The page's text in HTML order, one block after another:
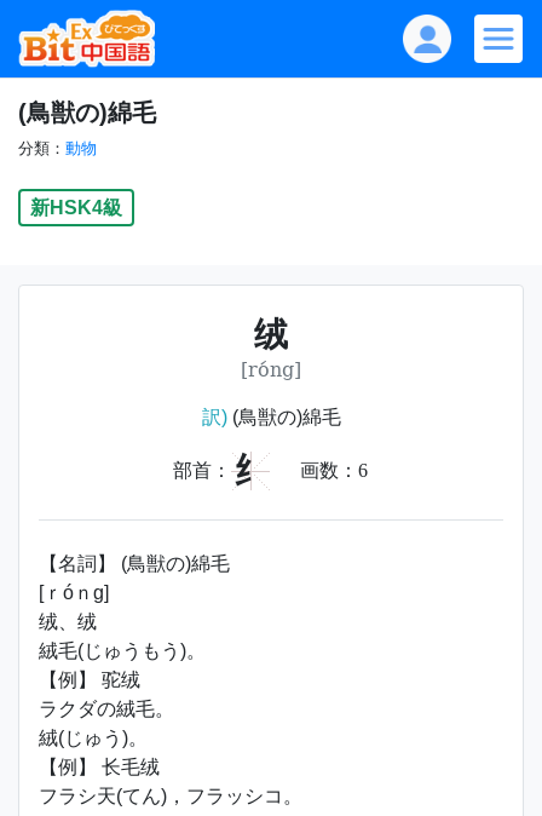
(鳥獣の)綿毛
分類： 動物
新HSK4級
绒
[róng]
訳)(鳥獣の)綿毛
部首： 纟 画数： 6
【名詞】 (鳥獣の)綿毛
[ｒóｎɡ]
绒、绒
絨毛(じゅうもう)。
【例】 驼绒
ラクダの絨毛。
絨(じゅう)。
【例】 长毛绒
フラシ天(てん)，フラッシコ。